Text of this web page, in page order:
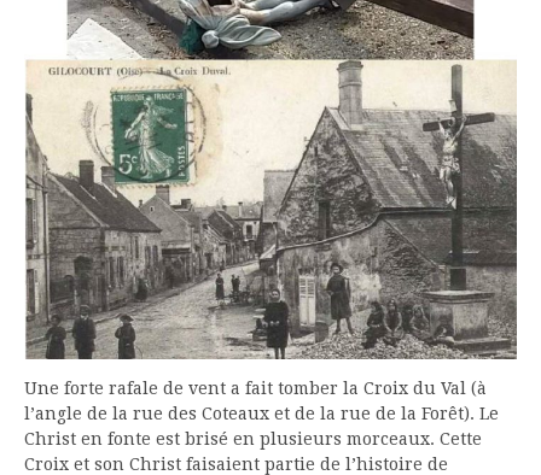
Une forte rafale de vent a fait tomber la Croix du Val (à
l’angle de la rue des Coteaux et de la rue de la Forêt). Le
Christ en fonte est brisé en plusieurs morceaux. Cette
Croix et son Christ faisaient partie de l’histoire de